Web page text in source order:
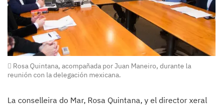
Rosa Quintana, acompañada por Juan Maneiro, durante la
reunión con la delegación mexicana.
La conselleira do Mar, Rosa Quintana, y el director xeral